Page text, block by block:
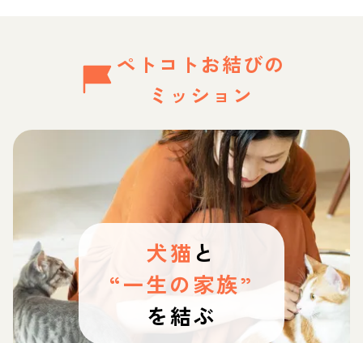
ペトコトお結びの
ミッション
犬猫 と
“一生の家族”
を結ぶ